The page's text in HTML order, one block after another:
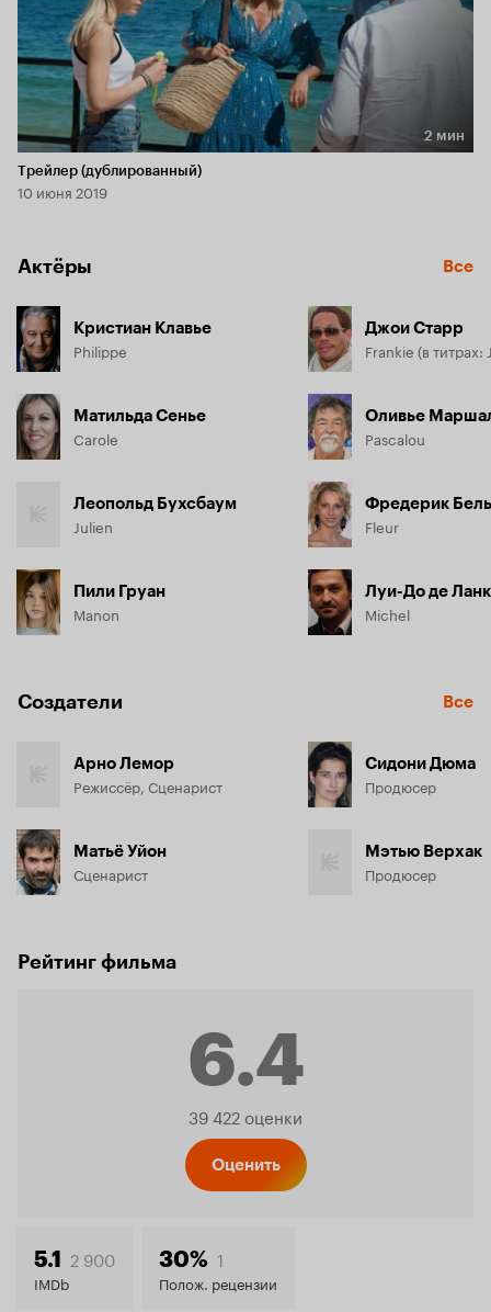
Длительность 2 мин
2 мин
Трейлер (дублированный)
10 июня 2019
Актёры Все
Кристиан Клавье
Philippe
Матильда Сенье
Carole
Леопольд Бухсбаум
Julien
Пили Груан
Manon
Джои Старр
Frankie (в титрах:
Оливье
Pascalou
Фредерик Бель
Fleur
Луи-До де
Michel
Создатели Все
Арно Лемор
Режиссёр, Сценарист
Матьё Уйон
Сценарист
Сидони Дюма
Продюсер
Мэтью Верхак
Продюсер
Рейтинг фильма
6.4
Рейтинг
6.4
39 422 оценки
Оценить
5.1 2 900
IMDb
30% 1
Полож. рецензии